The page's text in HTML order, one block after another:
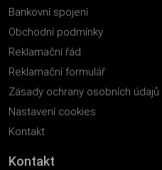
Bankovní spojení
Obchodní podmínky
Reklamační řád
Reklamační formulář
Zásady ochrany osobních údajů
Nastavení cookies
Kontakt
Kontakt